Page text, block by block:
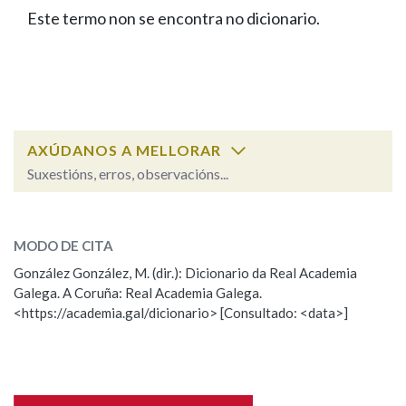
FIGURAS HOMENAXEADAS
PORTAL DAS PALABRAS
Facebook
TwitterYoutubeInstagram
Bluesky
BUSCAR NOS LEMAS
Remata por
BUSCAR NO CONTIDO
Nas definicións
Este termo non se encontra no dicionario.
AXÚDANOS A MELLORAR
Suxestións, erros, observacións...
Observación
Nome
MODO DE CITA
González González, M. (dir.): Dicionario da Real Academia
Galega. A Coruña: Real Academia Galega.
<https://academia.gal/dicionario> [Consultado: <data>]